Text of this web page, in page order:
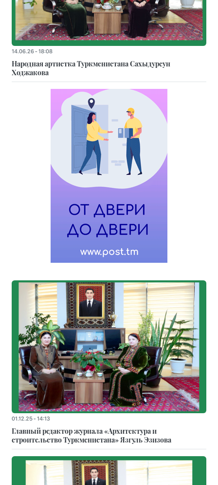
14.06.26 - 18:08
Народная артистка Туркменистана Сахыдурсун
Ходжакова
01.12.25 - 14:13
Главный редактор журнала «Архитектура и
строительство Туркменистана» Язгуль Эзизова